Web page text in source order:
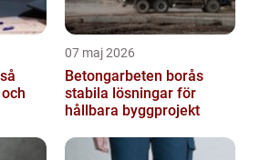
07 maj 2026
Betongarbeten borås
stabila lösningar för
hållbara byggprojekt